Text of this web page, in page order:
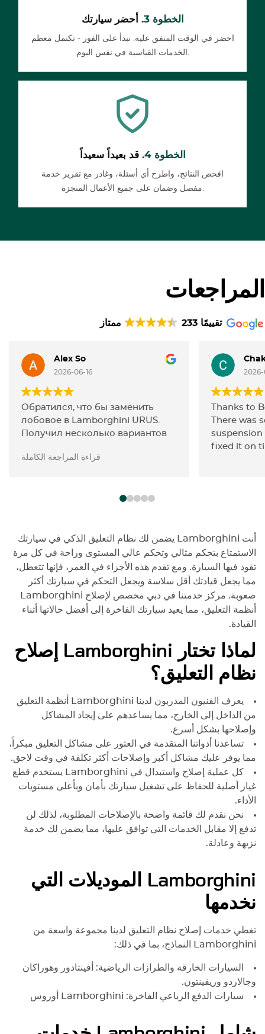
الخطوة 3. أحضر سيارتك
احضر في الوقت المتفق عليه. نبدأ على الفور - تكتمل معظم
الخدمات القياسية في نفس اليوم.
الخطوة 4. قد بعيداً سعيداً
افحص النتائج، واطرح أي أسئلة، وغادر مع تقرير خدمة
مفصل وضمان على جميع الأعمال المنجزة.
المراجعات
ممتاز 233 تقييمًا
Alex So
2026-06-16
Обратился, что бы заменить
лобовое в Lamborghini URUS.
Получил несколько вариантов
дилерского), так же описание,
максимально выгодно
произвести замену! Отдельным
пунктом хочу отметить
обратную связь! Всегда на
связи, фото отчет!
Рекомендация 100%
قراءة المراجعة الكاملة
2026-
Thanks to
There was
suspension
fixed it on
أنت Lamborghini يضمن لك نظام التعليق الذكي في سيارتك
الاستمتاع بتحكم مثالي وتحكم عالي المستوى وراحة في كل مرة
تقود فيها السيارة. ومع تقدم هذه الأجزاء في العمر، فإنها تتعطل،
مما يجعل قيادتك أقل سلاسة ويجعل التحكم في سيارتك أكثر
صعوبة. مركز خدمتنا في دبي مخصص لإصلاح Lamborghini
أنظمة التعليق، مما يعيد سيارتك الفاخرة إلى أفضل حالاتها أثناء
القيادة.
لماذا تختار Lamborghini إصلاح
نظام التعليق؟
يعرف الفنيون المدربون لدينا Lamborghini
أنظمة التعليق
من الداخل إلى الخارج، مما يساعدهم على إيجاد المشاكل
وإصلاحها بشكل أسرع.
تساعدنا أدواتنا المتقدمة في العثور على مشاكل التعليق مبكراً،
مما يوفر عليك مشاكل أكبر وإصلاحات أكثر تكلفة في وقت لاحق.
كل عملية إصلاح واستبدال في Lamborghini يستخدم قطع
غيار أصلية للحفاظ على تشغيل سيارتك بأمان وبأعلى مستويات
الأداء.
نحن نقدم لك قائمة واضحة بالإصلاحات المطلوبة، لذلك لن
تدفع إلا مقابل الخدمات التي توافق عليها، مما يضمن لك خدمة
نزيهة وعادلة.
Lamborghini الموديلات التي
نخدمها
تغطي خدمات إصلاح نظام التعليق لدينا مجموعة واسعة من
Lamborghini
النماذج، بما في ذلك:
السيارات الخارقة والطرازات الرياضية: أفينتادور وهوراكان
وجالاردو وريفينتون.
سيارات الدفع الرباعي الفاخرة: Lamborghini أوروس